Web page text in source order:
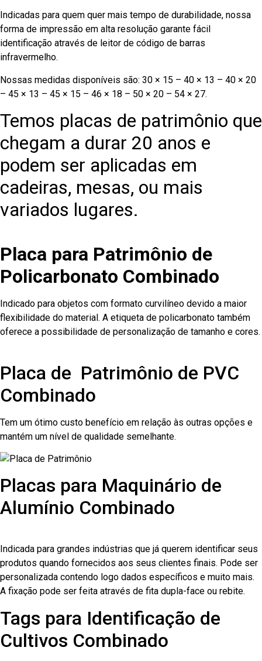
Indicadas para quem quer mais tempo de durabilidade, nossa
forma de impressão em alta resolução garante fácil
identificação através de leitor de código de barras
infravermelho.
Nossas medidas disponíveis são: 30 × 15 – 40 × 13 – 40 × 20
– 45 × 13 – 45 × 15 – 46 × 18 – 50 × 20 – 54 × 27.
Temos placas de patrimônio que
chegam a durar 20 anos e
podem ser aplicadas em
cadeiras, mesas, ou mais
variados lugares.
Placa para Patrimônio de
Policarbonato Combinado
Indicado para objetos com formato curvilíneo devido a maior
flexibilidade do material. A etiqueta de policarbonato também
oferece a possibilidade de personalização de tamanho e cores.
Placa de Patrimônio de PVC
Combinado
Tem um ótimo custo benefício em relação às outras opções e
mantém um nível de qualidade semelhante.
Placas para Maquinário de
Alumínio Combinado
Indicada para grandes indústrias que já querem identificar seus
produtos quando fornecidos aos seus clientes finais. Pode ser
personalizada contendo logo dados específicos e muito mais.
A fixação pode ser feita através de fita dupla-face ou rebite.
Tags para Identificação de
Cultivos Combinado